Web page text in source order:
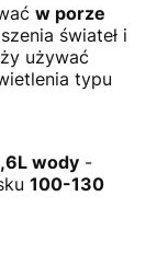
w porze
świateł i
używać
typu
wody -
100-130